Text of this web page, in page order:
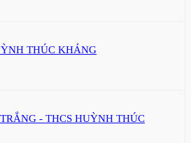
THÚC KHÁNG
- THCS HUỲNH THÚC